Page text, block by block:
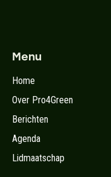
Menu
Home
Over Pro4Green
Berichten
Agenda
Lidmaatschap